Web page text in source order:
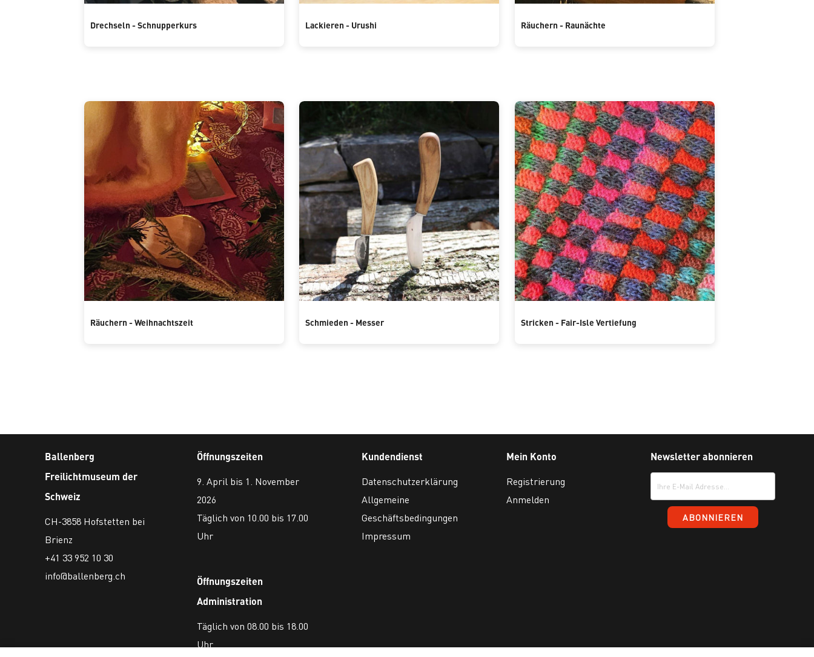
Drechseln - Schnupperkurs Lackieren - Urushi Räuchern - Raunächte
Räuchern - Weihnachtszeit Schmieden - Messer Stricken - Fair-Isle Vertiefung
Ballenberg
Freilichtmuseum der
Schweiz
CH-3858 Hofstetten bei
Brienz
+41 33 952 10 30
info@ballenberg.ch
Öffnungszeiten
9. April bis 1. November
2026
Täglich von 10.00 bis 17.00
Uhr
Öffnungszeiten
Administration
Täglich von 08.00 bis 18.00
Uhr
Kundendienst
Datenschutzerklärung
Allgemeine
Geschäftsbedingungen
Impressum
Mein Konto
Registrierung
Anmelden
Newsletter abonnieren